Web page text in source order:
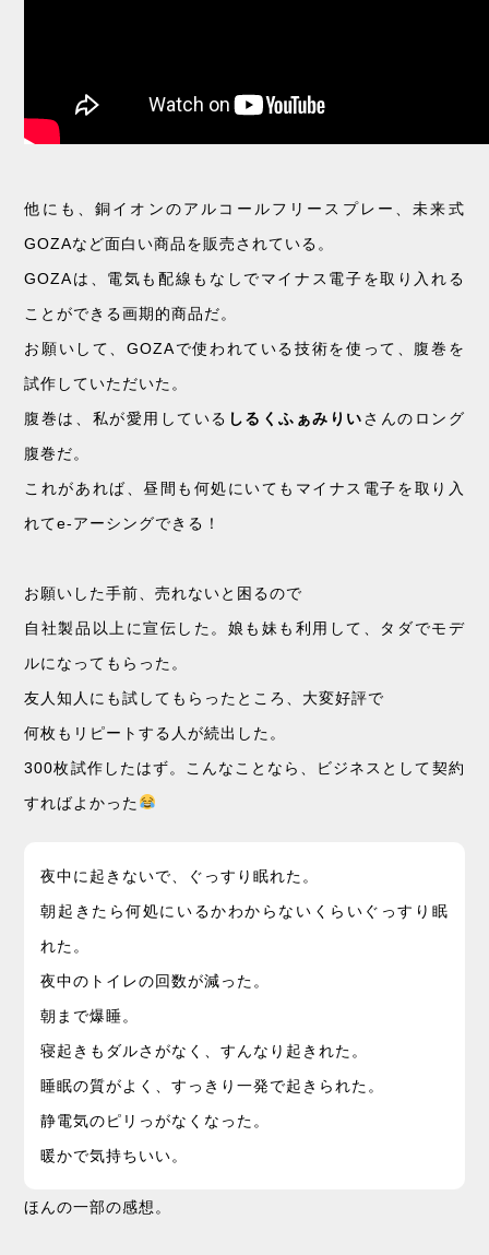
他にも、銅イオンのアルコールフリースプレー、未来式
GOZAなど面白い商品を販売されている。
GOZAは、電気も配線もなしでマイナス電子を取り入れる
ことができる画期的商品だ。
お願いして、GOZAで使われている技術を使って、腹巻を
試作していただいた。
腹巻は、私が愛用している しるくふぁみりいさんのロング
腹巻だ。
これがあれば、昼間も何処にいてもマイナス電子を取り入
れてe-アーシングできる！
お願いした手前、売れないと困るので
自社製品以上に宣伝した。娘も妹も利用して、タダでモデ
ルになってもらった。
友人知人にも試してもらったところ、大変好評で
何枚もリピートする人が続出した。
300枚試作したはず。こんなことなら、ビジネスとして契約
すればよかった
夜中に起きないで、ぐっすり眠れた。
朝起きたら何処にいるかわからないくらいぐっすり眠
れた。
夜中のトイレの回数が減った。
朝まで爆睡。
寝起きもダルさがなく、すんなり起きれた。
睡眠の質がよく、すっきり一発で起きられた。
静電気のピリっがなくなった。
暖かで気持ちいい。
ほんの一部の感想。